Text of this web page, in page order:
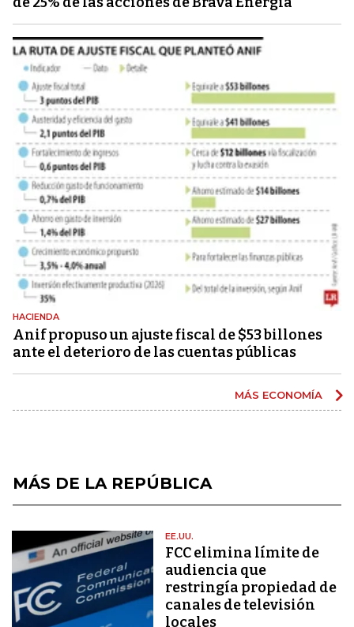
HACIENDA
Anif propuso un ajuste fiscal de $53 billones
ante el deterioro de las cuentas públicas
MÁS ECONOMÍA
MÁS DE LA REPÚBLICA
EE.UU.
FCC elimina límite de
audiencia que
restringía propiedad de
canales de televisión
locales